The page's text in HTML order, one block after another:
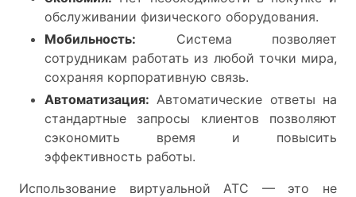
обслуживании физического оборудования.
Мобильность: Система позволяет
сотрудникам работать из любой точки мира,
сохраняя корпоративную связь.
Автоматизация: Автоматические ответы на
стандартные запросы клиентов позволяют
сэкономить время и повысить
эффективность работы.
Использование виртуальной АТС — это не